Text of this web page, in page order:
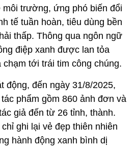
môi trường, ứng phó biến đổi
tế tuần hoàn, tiêu dùng bền
thấp. Thông qua ngôn ngữ
điệp xanh được lan tỏa
chạm tới trái tim công chúng.
động, đến ngày 31/8/2025,
phẩm gồm 860 ảnh đơn và
giả đến từ 26 tỉnh, thành.
ghi lại vẻ đẹp thiên nhiên
hành động xanh bình dị